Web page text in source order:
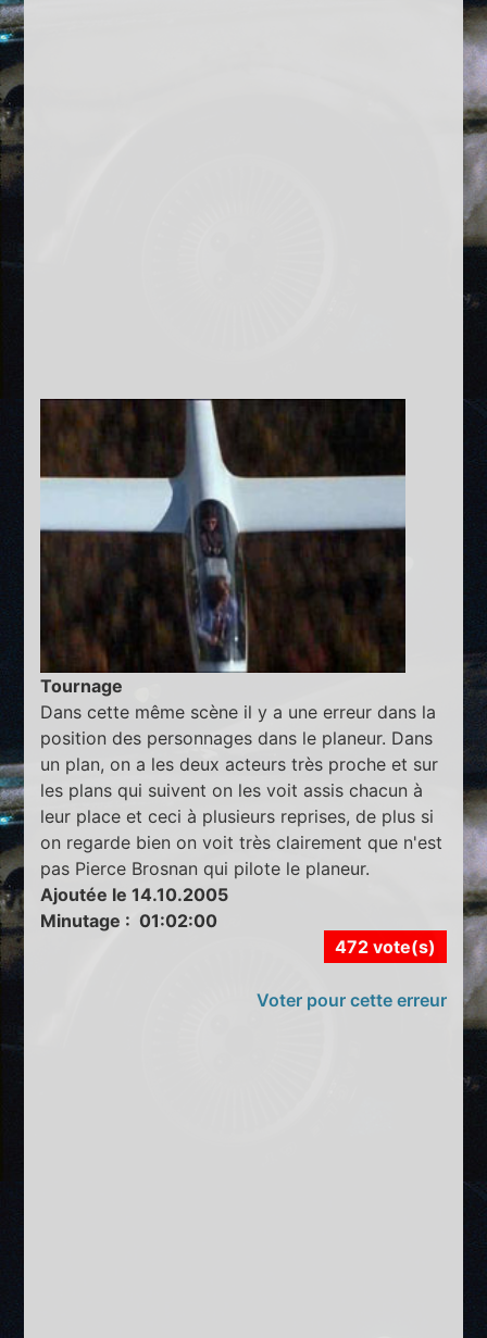
Tournage
Dans cette même scène il y a une erreur dans la
position des personnages dans le planeur. Dans
un plan, on a les deux acteurs très proche et sur
les plans qui suivent on les voit assis chacun à
leur place et ceci à plusieurs reprises, de plus si
on regarde bien on voit très clairement que n'est
pas Pierce Brosnan qui pilote le planeur.
Ajoutée le 14.10.2005
Minutage : 01:02:00
472 vote(s)
Voter pour cette erreur